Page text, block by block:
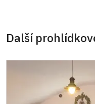
pouze držitel
příslušníci)
Průkaz Náš člověk *,
Další